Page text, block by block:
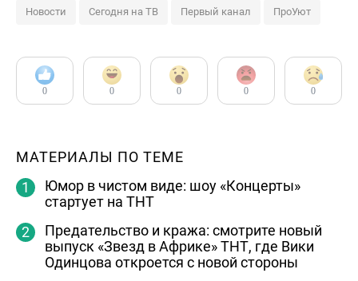
Новости Сегодня на ТВ Первый канал ПроУют
0 0 0 0 0
МАТЕРИАЛЫ ПО ТЕМЕ
Юмор в чистом виде: шоу «Концерты»
стартует на ТНТ
Предательство и кража: смотрите новый
выпуск «Звезд в Африке» ТНТ, где Вики
Одинцова откроется с новой стороны